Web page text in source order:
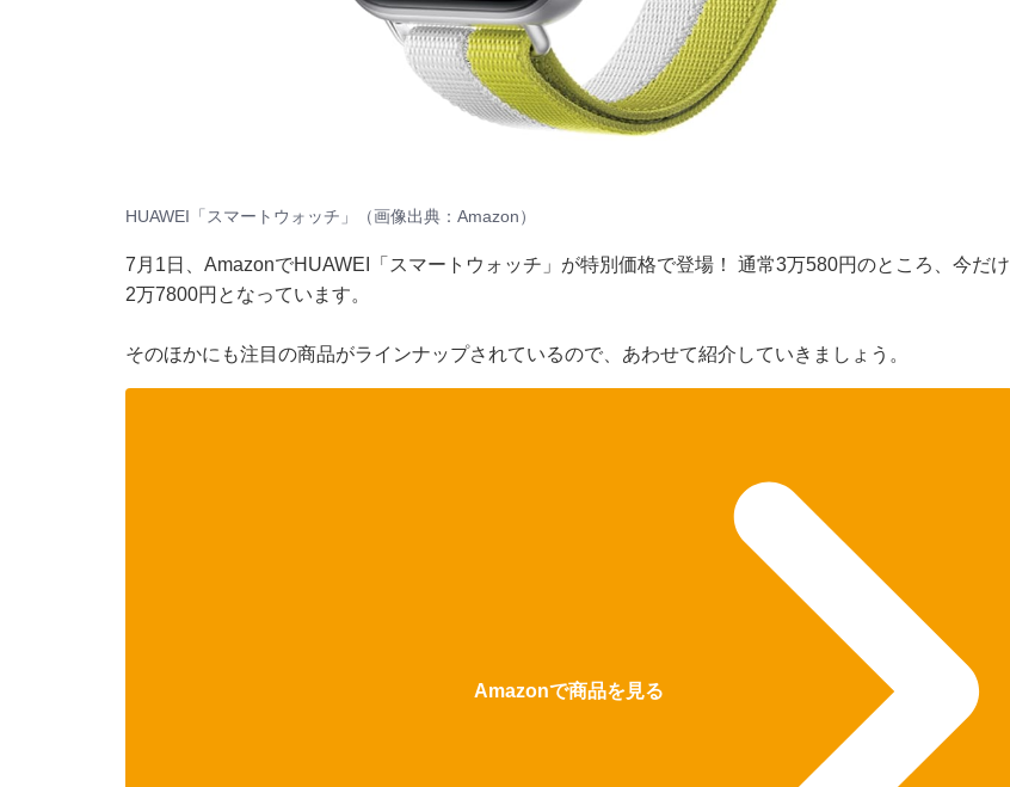
HUAWEI「スマートウォッチ」（画像出典：Amazon）
7月1日、AmazonでHUAWEI「スマートウォッチ」が特別価格で登場！ 通常3万580円のところ、今だけ
2万7800円となっています。
そのほかにも注目の商品がラインナップされているので、あわせて紹介していきましょう。
Amazonで商品を見る